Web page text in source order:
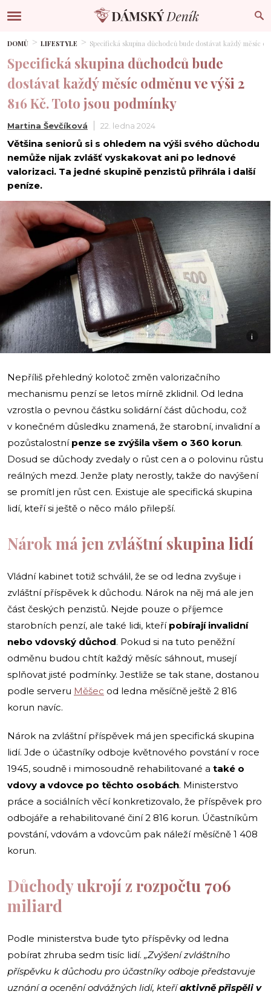
DOMŮ LIFESTYLE Specifická skupina důchodců bude dostávat každý měsíc
Specifická skupina důchodců bude
dostávat každý měsíc odměnu ve výši 2
816 Kč. Toto jsou podmínky
Martina Ševčíková 22. ledna 2024
Většina seniorů si s ohledem na výši svého důchodu
nemůže nijak zvlášť vyskakovat ani po lednové
valorizaci. Ta jedné skupině penzistů přihrála i další
peníze.
i
Nepříliš přehledný kolotoč změn valorizačního
mechanismu penzí se letos mírně zklidnil. Od ledna
vzrostla o pevnou částku solidární část důchodu, což
v konečném důsledku znamená, že starobní, invalidní a
pozůstalostní penze se zvýšila všem o 360 korun.
Dosud se důchody zvedaly o růst cen a o polovinu růstu
reálných mezd. Jenže platy nerostly, takže do navýšení
se promítl jen růst cen. Existuje ale specifická skupina
lidí, kteří si ještě o něco málo přilepší.
Nárok má jen zvláštní skupina lidí
Vládní kabinet totiž schválil, že se od ledna zvyšuje i
zvláštní příspěvek k důchodu. Nárok na něj má ale jen
část českých penzistů. Nejde pouze o příjemce
starobních penzí, ale také lidi, kteří pobírají invalidní
nebo vdovský důchod. Pokud si na tuto peněžní
odměnu budou chtít každý měsíc sáhnout, musejí
splňovat jisté podmínky. Jestliže se tak stane, dostanou
podle serveru Měšec od ledna měsíčně ještě 2 816
korun navíc.
Nárok na zvláštní příspěvek má jen specifická skupina
lidí. Jde o účastníky odboje květnového povstání v roce
1945, soudně i mimosoudně rehabilitované a také o
vdovy a vdovce po těchto osobách. Ministerstvo
práce a sociálních věcí konkretizovalo, že příspěvek pro
odbojáře a rehabilitované činí 2 816 korun. Účastníkům
povstání, vdovám a vdovcům pak náleží měsíčně 1 408
korun.
Důchody ukrojí z rozpočtu 706
miliard
Podle ministerstva bude tyto příspěvky od ledna
pobírat zhruba sedm tisíc lidí. „Zvýšení zvláštního
příspěvku k důchodu pro účastníky odboje představuje
uznání a ocenění odvážných lidí, kteříaktivně přispěli v